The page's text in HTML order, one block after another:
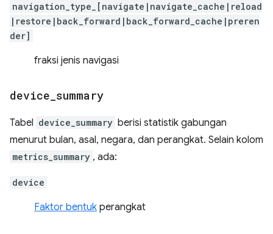
navigation_type_[navigate|navigate_cache|reload
|restore|back_forward|back_forward_cache|preren
der]
fraksi jenis navigasi
device summary
Tabel device_summary berisi statistik gabungan
menurut bulan, asal, negara, dan perangkat. Selain kolom
metrics_summary , ada:
device
Faktor bentuk perangkat